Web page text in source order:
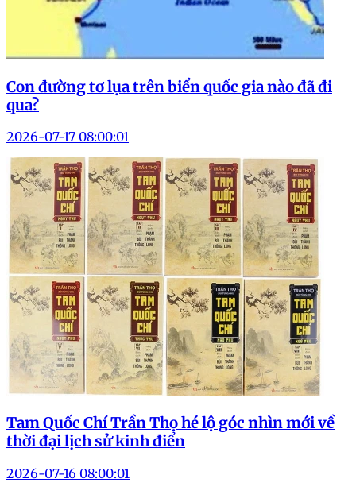
Con đường tơ lụa trên biển quốc gia nào đã đi
qua?
2026-07-17 08:00:01
Tam Quốc Chí Trần Thọ hé lộ góc nhìn mới về
thời đại lịch sử kinh điển
2026-07-16 08:00:01